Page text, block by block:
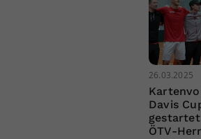
26.03.2025
Davis
ÖTV-